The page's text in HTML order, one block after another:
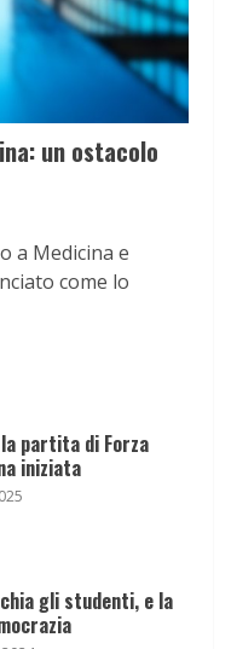
un ostacolo
a Medicina e
come lo
partita di Forza
iniziata
gli studenti, e la